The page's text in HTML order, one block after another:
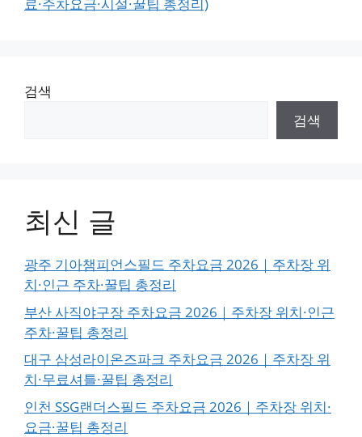
료·주차요금·시설·꿀팁 총정리)
검색
검색
최신 글
광주 기아챔피언스필드 주차요금 2026｜주차장 위
치·인근 주차·꿀팁 총정리
부산 사직야구장 주차요금 2026｜주차장 위치·인근
주차·꿀팁 총정리
대구 삼성라이온즈파크 주차요금 2026｜주차장 위
치·무료셔틀·꿀팁 총정리
인천 SSG랜더스필드 주차요금 2026｜주차장 위치·
요금·꿀팁 총정리